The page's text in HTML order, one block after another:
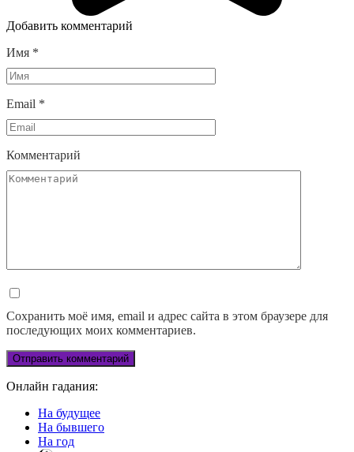
Добавить комментарий
Имя *
Email *
Комментарий
Сохранить моё имя, email и адрес сайта в этом браузере для
последующих моих комментариев.
Онлайн гадания:
На будущее
На бывшего
На год